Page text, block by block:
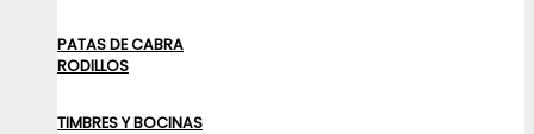
PATAS DE CABRA
RODILLOS
TIMBRES Y BOCINAS